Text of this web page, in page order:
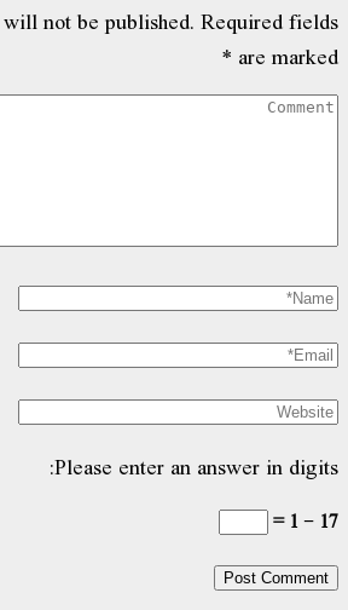
not be published. Required fields
are marked
*
Please enter an answer in digits:
17 − 1 =